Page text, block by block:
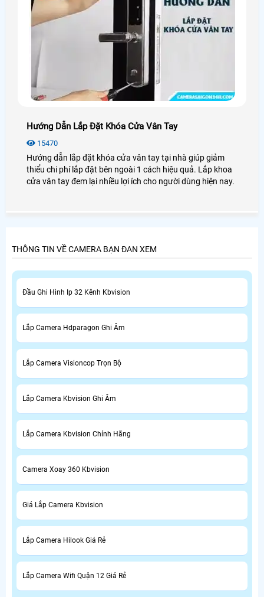
Hướng Dẫn Lắp Đặt Khóa Cửa Vân Tay
15470
Hướng dẫn lắp đặt khóa cửa vân tay tại nhà giúp giảm
thiểu chi phí lắp đặt bên ngoài 1 cách hiệu quả. Lắp khoa
cửa vân tay đem lại nhiều lợi ích cho người dùng hiện nay.
THÔNG TIN VỀ CAMERA BẠN ĐAN XEM
Đầu Ghi Hình Ip 32 Kênh Kbvision
Lắp Camera Hdparagon Ghi Âm
Lắp Camera Visioncop Trọn Bộ
Lắp Camera Kbvision Ghi Âm
Lắp Camera Kbvision Chính Hãng
Camera Xoay 360 Kbvision
Giá Lắp Camera Kbvision
Lắp Camera Hilook Giá Rẻ
Lắp Camera Wifi Quận 12 Giá Rẻ